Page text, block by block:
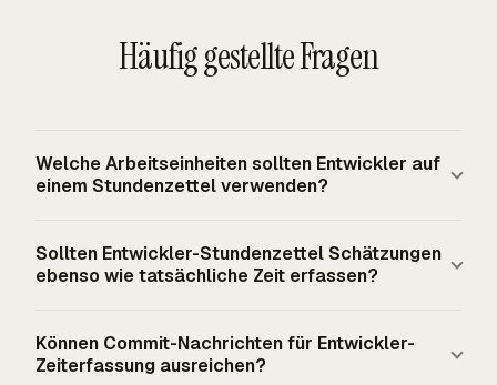
Häufig gestellte Fragen
Welche Arbeitseinheiten sollten Entwickler auf
einem Stundenzettel verwenden?
Planung und Review steuern: Issues, Aufgaben, Merge
die Zeitmenge, das Datum und eine kurze
Zusammenfassung enthalten, wenn der Name des
Sollten Entwickler-Stundenzettel Schätzungen
ebenso wie tatsächliche Zeit erfassen?
unterschiedliche Fragen. Die Schätzung zeigt die
Planungsannahme, während die tatsächliche Zeit die
Können Commit-Nachrichten für Entwickler-
Zeiterfassung ausreichen?